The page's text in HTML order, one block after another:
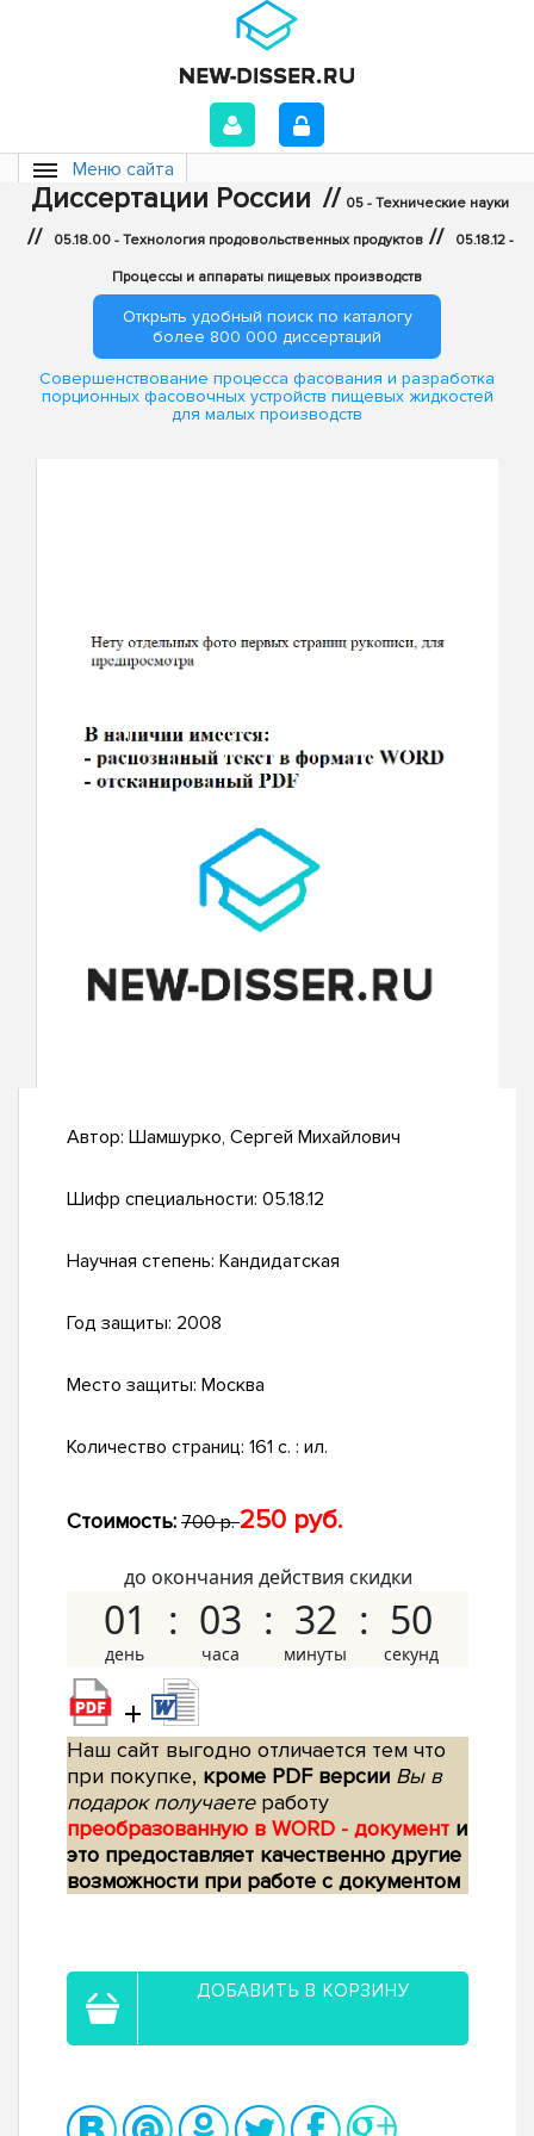
Меню сайта
Диссертации России // 05 - Технические науки
// 05.18.00 - Технология продовольственных продуктов // 05.18.12 -
Процессы и аппараты пищевых производств
Открыть удобный поиск по каталогу
более 800 000 диссертаций
Совершенствование процесса фасования и разработка
порционных фасовочных устройств пищевых жидкостей
для малых производств
Автор: Шамшурко, Сергей Михайлович
Шифр специальности: 05.18.12
Научная степень: Кандидатская
Год защиты: 2008
Место защиты: Москва
Количество страниц: 161 с. : ил.
Стоимость: 700 р.250 руб.
до окончания действия скидки
01 03 32 49
+
Наш сайт выгодно отличается тем что
при покупке, кроме PDF версии Вы в
подарок получаетеработу
преобразованную в WORD - документ и
это предоставляет качественно другие
возможности при работе с документом
ДОБАВИТЬ В КОРЗИНУ